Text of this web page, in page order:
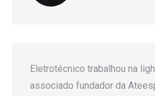
Eletrotécnico trabalhou na
associado fundador da